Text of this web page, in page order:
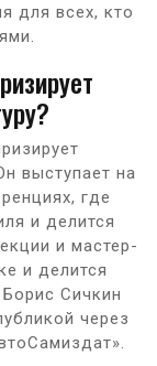
для всех, кто
выступает на
где
и делится
и мастер-
и делится
Сичкин
через